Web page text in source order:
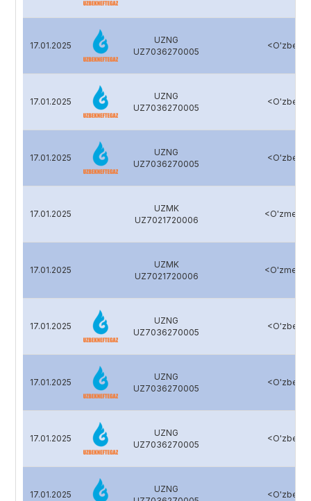
17.01.2025
UZNG
UZ7036270005
17.01.2025
UZNG
UZ7036270005
17.01.2025
UZNG
UZ7036270005
17.01.2025
UZMK
UZ7021720006
17.01.2025
UZMK
UZ7021720006
17.01.2025
UZNG
UZ7036270005
17.01.2025
UZNG
UZ7036270005
17.01.2025
UZNG
UZ7036270005
17.01.2025
UZNG